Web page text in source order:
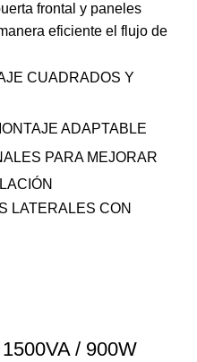
frontal y paneles
eficiente el flujo de
CUADRADOS Y
ADAPTABLE
PARA MEJORAR
LATERALES CON
/ 900W